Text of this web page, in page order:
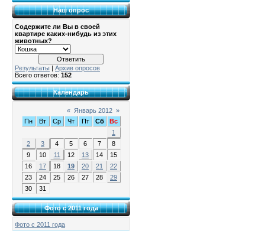
Наш опрос
Содержите ли Вы в своей
квартире каких-нибудь из этих
животных?
Результаты
Архив опросов
Всего ответов: 152
Календарь
« Январь 2012 »
Пн
Вт Ср Чт Пт Сб
Вс
1
2
3 4 5 6 7
8
9
10 11 12 13 14
15
16
17 18 19 20 21
22
23
24 25 26 27 28
29
30
31
Фото с 2011 года
Фото с 2011 года